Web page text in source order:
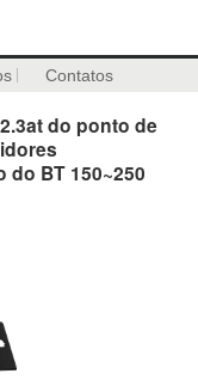
Contatos
do ponto de
BT 150~250